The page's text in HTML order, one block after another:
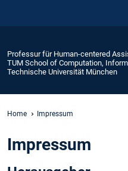
Professur für Human-centered
TUM School of Computation,
Technische Universität München
Home Impressum
Impressum